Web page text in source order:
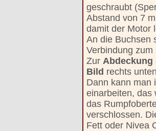
geschraubt
Abstand von 7
damit der Motor
An die Buchsen
Verbindung zum
Zur Abdeckung
Bild rechts
Dann kann man
einarbeiten, das
das
verschlossen.
Fett oder Nivea